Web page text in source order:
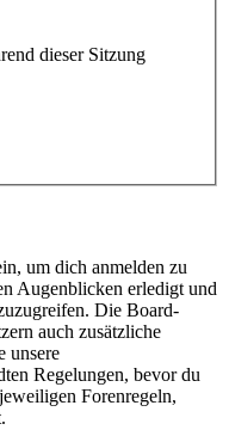
dieser Sitzung
um dich anmelden zu
Augenblicken erledigt und
Die Board-
auch zusätzliche
unsere
Regelungen, bevor du
Forenregeln,